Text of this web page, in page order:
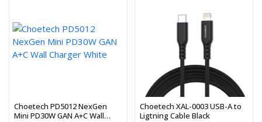
Choetech PD5012 NexGen
Mini PD30W GAN A+C Wall
Choetech XAL-0003 USB-A to
Ligtning Cable Black